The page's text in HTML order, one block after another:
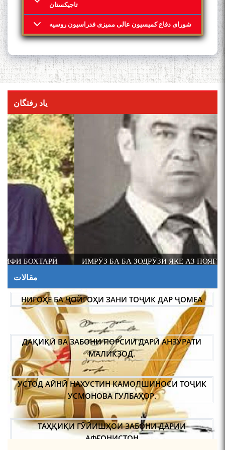
تاجیکستان
شورای دفاع کمیسیون عالی ممیزی فدراسیون روسیه
یاد رفتگان
ИМРӮЗ БА БА ЗОДРӮЗИ ЯКЕ АЗ ПОЯГУЗОРОНИ ИЛМИ
ФОЛКЛОРШИНОСИИ ТОҶИК АКАДЕМИК РАҶАБمقالات
НИГОҲЕ БА ҶОЙГОҲИ ЗАНИ ТОҶИК ДАР ҶОМЕА
ДАҚИҚӢ ВА ЗАБОНИ ПОРСИИ ДАРӢ АНЗУРАТИ
МАЛИКЗОД.
УСТОД АЙНӢ НАХУСТИН КАМОЛШИНОСИ ТОҶИК
УСМОНОВА ГУЛБАҲОР.
ТАҲҚИҚИ ГӮЙИШҲОИ ЗАБОНИ ДАРИИ
АФҒОНИСТОН